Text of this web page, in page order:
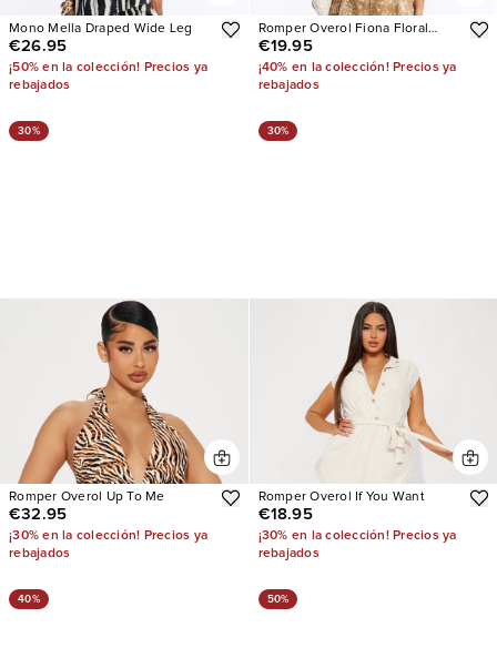
Mono Mella Draped Wide Leg
€26.95
¡50% en la colección! Precios ya
rebajados
Romper Overol Fiona Floral
Linen Tie Shoulder
€19.95
¡40% en la colección! Precios ya
rebajados
30%
Romper Overol Up To Me
€32.95
¡30% en la colección! Precios ya
rebajados
30%
Romper Overol If You Want
€18.95
¡30% en la colección! Precios ya
rebajados
40% 50%